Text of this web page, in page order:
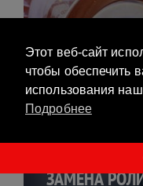
ЗАМЕНА
Этот веб-сайт
чтобы обеспечить
использования
Подробнее